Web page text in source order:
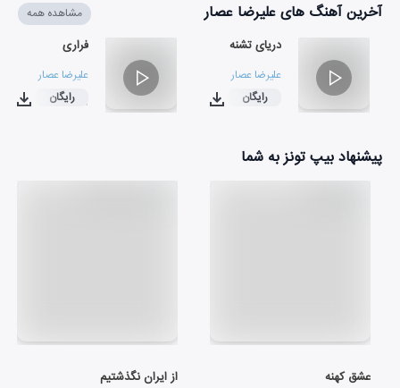
آخرین آهنگ های علیرضا عصار مشاهده همه
دریای تشنه
علیرضا عصار
۰۵:۱۳
رایگان
فراری
علیرضا عصار
۰۳:۳۹
رایگان
پیشنهاد بیپ تونز به شما
عشق کهنه از ایران نگذشتیم